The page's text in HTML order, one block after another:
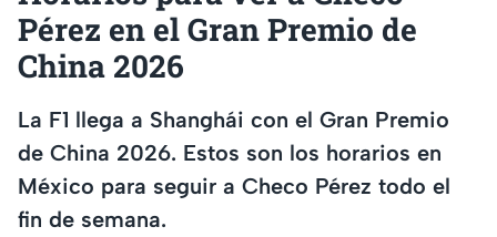
Pérez en el Gran Premio de
China 2026
La F1 llega a Shanghái con el Gran Premio
de China 2026. Estos son los horarios en
México para seguir a Checo Pérez todo el
fin de semana.